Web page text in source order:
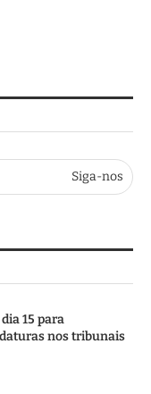
Siga-nos
15 para
nos tribunais